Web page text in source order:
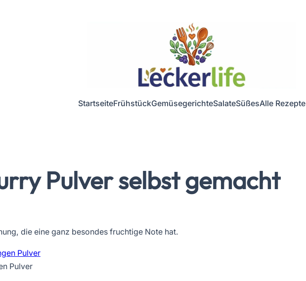
StartseiteFrühstückGemüsegerichteSalateSüßesAlle Rezepte
Pulver selbst gemacht
die eine ganz besondes fruchtige Note hat.
Pulver